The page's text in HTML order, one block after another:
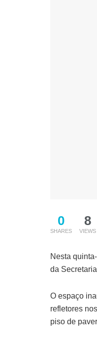
0
SHARES
8
VIEWS
Nesta
da
O espaço
refletores
piso de